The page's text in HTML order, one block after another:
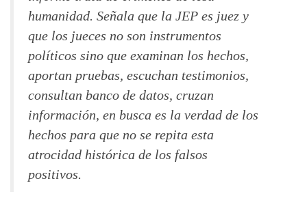
humanidad. Señala que la JEP es juez y
que los jueces no son instrumentos
políticos sino que examinan los hechos,
aportan pruebas, escuchan testimonios,
consultan banco de datos, cruzan
información, en busca es la verdad de los
hechos para que no se repita esta
atrocidad histórica de los falsos
positivos.